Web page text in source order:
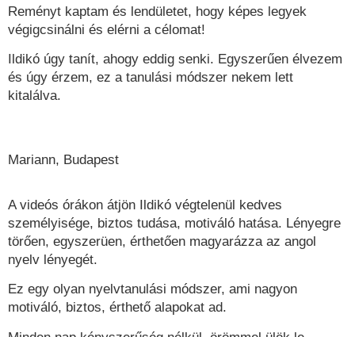
Reményt kaptam és lendületet, hogy képes legyek
végigcsinálni és elérni a célomat!
Ildikó úgy tanít, ahogy eddig senki. Egyszerűen élvezem
és úgy érzem, ez a tanulási módszer nekem lett
kitalálva.
Mariann, Budapest
A videós órákon átjön Ildikó végtelenül kedves
személyisége, biztos tudása, motiváló hatása. Lényegre
törően, egyszerüen, érthetően magyarázza az angol
nyelv lényegét.
Ez egy olyan nyelvtanulási módszer, ami nagyon
motiváló, biztos, érthető alapokat ad.